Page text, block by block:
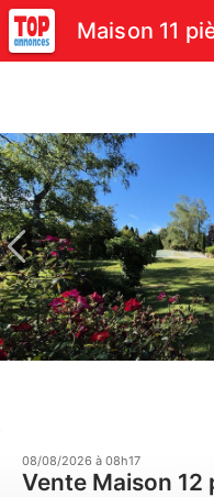
08/08/2026 à 08h17
Vente Maison 12